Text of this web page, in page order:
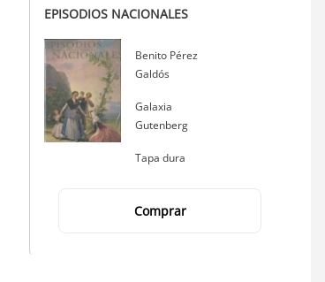
EPISODIOS NACIONALES
Autor
Benito Pérez
Galdós
Editorial
Galaxia
Gutenberg
Tapa dura
Comprar